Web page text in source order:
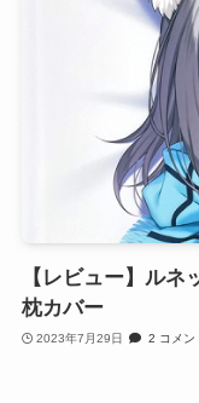
【レビュー】ル
枕カバー
2023年7月29日 2 コメン